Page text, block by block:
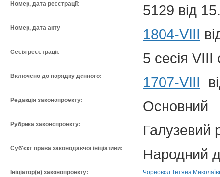
Номер, дата реєстрації: 5129 від
Номер, дата акту 1804-VIII
Сесія реєстрації: 5 сесія VIII
Включено до порядку денного: 1707-VIII
Редакція законопроекту: Основний
Рубрика законопроекту: Галузевий
Суб'єкт права законодавчої ініціативи: Народний
Ініціатор(и) законопроекту:
Чорновол Тетяна